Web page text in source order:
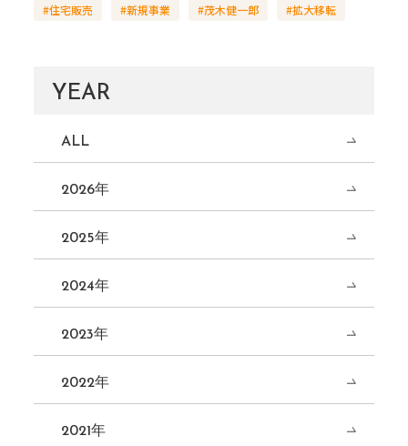
#住宅販売
#新規事業 #茂木健一郎 #拡大移転
YEAR
ALL
2026年
2025年
2024年
2023年
2022年
2021年